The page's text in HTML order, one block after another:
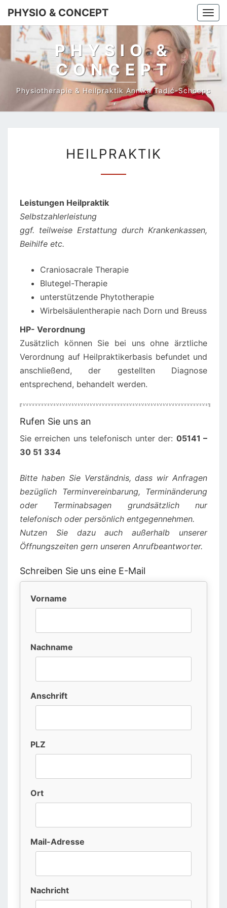
PHYSIO & CONCEPT
PHYSIO &
CONCEPT
Physiotherapie & Heilpraktik Annika Tadić-Schoeps
HEILPRAKTIK
Leistungen Heilpraktik
Selbstzahlerleistung
ggf. teilweise Erstattung durch Krankenkassen,
Beihilfe etc.
Craniosacrale Therapie
Blutegel-Therapie
unterstützende Phytotherapie
Wirbelsäulentherapie nach Dorn und Breuss
HP- Verordnung
Zusätzlich können Sie bei uns ohne ärztliche
Verordnung auf Heilpraktikerbasis befundet und
anschließend, der gestellten Diagnose
entsprechend, behandelt werden.
Rufen Sie uns an
Sie erreichen uns telefonisch unter der: 05141 –
30 51 334
Bitte haben Sie Verständnis, dass wir Anfragen
bezüglich Terminvereinbarung, Terminänderung
oder Terminabsagen grundsätzlich nur
telefonisch oder persönlich entgegennehmen.
Nutzen Sie dazu auch außerhalb unserer
Öffnungszeiten gern unseren Anrufbeantworter.
Schreiben Sie uns eine E-Mail
Vorname
Nachname
Anschrift
PLZ
Ort
Mail-Adresse
Nachricht